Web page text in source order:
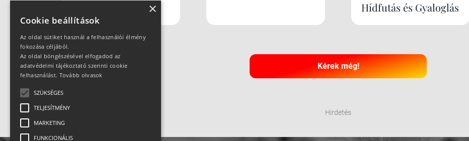
Hídfutás és Gyaloglás
Kérek még!
Hirdetés
×
Cookie beállítások
Az oldal sütiket használ a felhasználói élmény
fokozása céljából.
Az oldal böngészésével elfogadod az
adatvédelmi tájékoztató szerinti cookie
felhasználást. Tovább olvasok
SZÜKSÉGES
TELJESÍTMÉNY
MARKETING
FUNKCIONÁLIS